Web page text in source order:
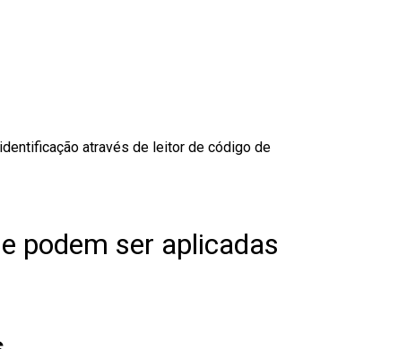
através de leitor de código de
podem ser aplicadas